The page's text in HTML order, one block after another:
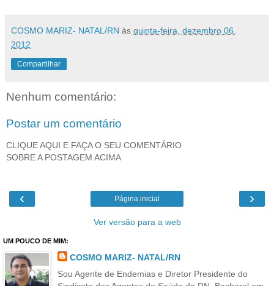
COSMO MARIZ- NATAL/RN às quinta-feira, dezembro 06,
2012
Compartilhar
Nenhum comentário:
Postar um comentário
CLIQUE AQUI E FAÇA O SEU COMENTÁRIO
SOBRE A POSTAGEM ACIMA
‹ ›
Página inicial
Ver versão para a web
UM POUCO DE MIM:
COSMO MARIZ- NATAL/RN
Sou Agente de Endemias e Diretor Presidente do